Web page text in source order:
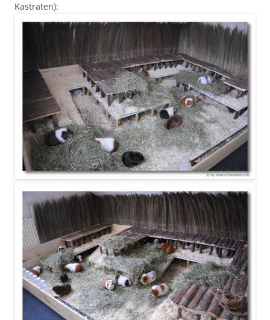
Kastraten):